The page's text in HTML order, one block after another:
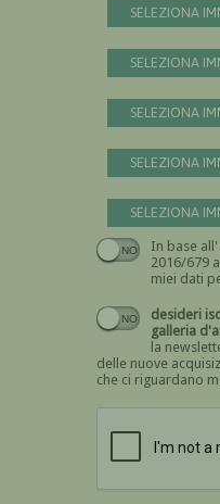
SELEZIONA
SELEZIONA
SELEZIONA
SELEZIONA
SELEZIONA
In base all'
2016/679
miei dati
desideri
galleria
la
delle nuove
che ci riguardano